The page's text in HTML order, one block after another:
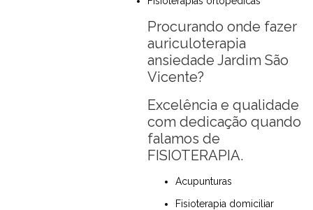
Procurando onde fazer
auriculoterapia
ansiedade Jardim São
Vicente?
Excelência e qualidade
com dedicação quando
falamos de
FISIOTERAPIA.
Acupunturas
Fisioterapia domiciliar